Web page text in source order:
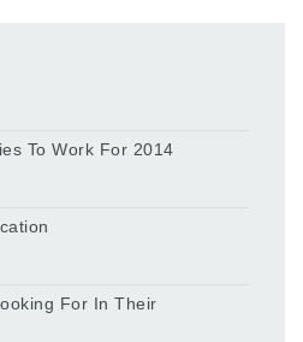
To Work For 2014
For In Their